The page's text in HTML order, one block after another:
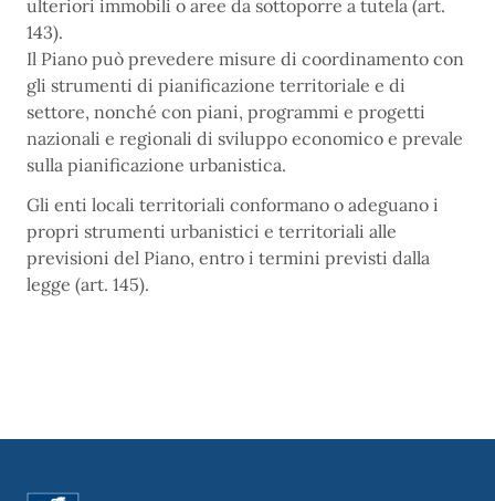
ulteriori immobili o aree da sottoporre a tutela (art.
143).
Il Piano può prevedere misure di coordinamento con
gli strumenti di pianificazione territoriale e di
settore, nonché con piani, programmi e progetti
nazionali e regionali di sviluppo economico e prevale
sulla pianificazione urbanistica.
Gli enti locali territoriali conformano o adeguano i
propri strumenti urbanistici e territoriali alle
previsioni del Piano, entro i termini previsti dalla
legge (art. 145).